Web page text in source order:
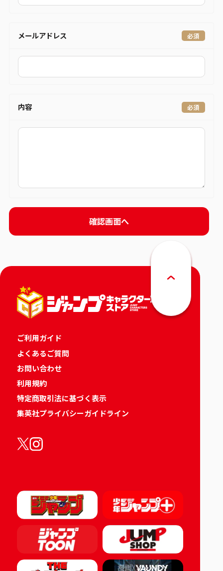
メールアドレス
内容
ご利用ガイド
よくあるご質問
お問い合わせ
利用規約
特定商取引法に基づく表示
集英社プライバシーガイドライン